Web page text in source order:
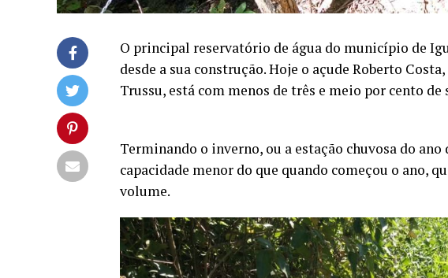
O principal reservatório de água do município de
desde a sua construção. Hoje o açude Roberto
Trussu, está com menos de três e meio por cento de
Terminando o inverno, ou a estação chuvosa do ano
capacidade menor do que quando começou o ano,
volume.